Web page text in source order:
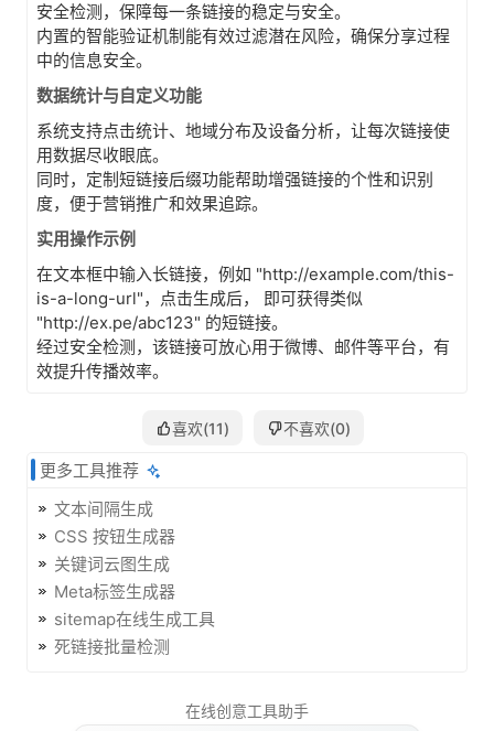
安全检测，保障每一条链接的稳定与安全。
内置的智能验证机制能有效过滤潜在风险，确保分享过程
中的信息安全。
数据统计与自定义功能
系统支持点击统计、地域分布及设备分析，让每次链接使
用数据尽收眼底。
同时，定制短链接后缀功能帮助增强链接的个性和识别
度，便于营销推广和效果追踪。
实用操作示例
在文本框中输入长链接，例如 "http://example.com/this-
is-a-long-url"，点击生成后， 即可获得类似
"http://ex.pe/abc123" 的短链接。
经过安全检测，该链接可放心用于微博、邮件等平台，有
效提升传播效率。
喜欢(11) 不喜欢(0)
更多工具推荐
文本间隔生成
CSS 按钮生成器
关键词云图生成
Meta标签生成器
sitemap在线生成工具
死链接批量检测
在线创意工具助手